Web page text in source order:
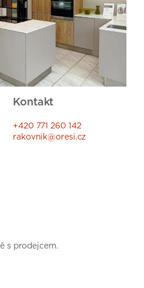
Kontakt
+420 771 260 142
rakovnik@oresi.cz
s prodejcem.